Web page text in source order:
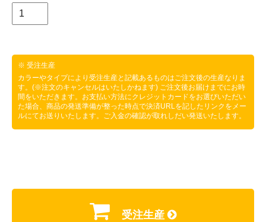
※ 受注生産
カラーやタイプにより受注生産と記載あるものはご注文後の生産なりま
す。(※注文のキャンセルはいたしかねます) ご注文後お届けまでにお時
間をいただきます。お支払い方法にクレジットカードをお選びいただい
た場合、商品の発送準備が整った時点で決済URLを記したリンクをメー
ルにてお送りいたします。ご入金の確認が取れしだい発送いたします。
受注生産